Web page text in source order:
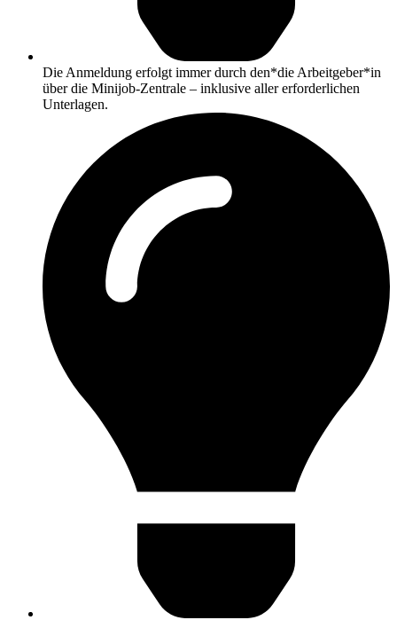
Die Anmeldung erfolgt immer durch den*die Arbeitgeber*in
über die Minijob-Zentrale – inklusive aller erforderlichen
Unterlagen.